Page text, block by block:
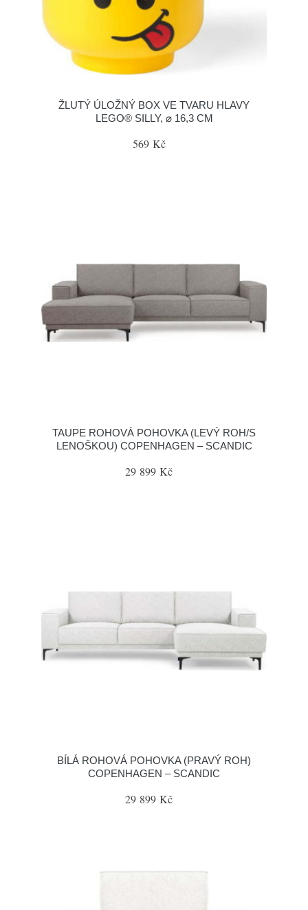
ŽLUTÝ ÚLOŽNÝ BOX VE TVARU HLAVY
LEGO® SILLY, ⌀ 16,3 CM
569 Kč
TAUPE ROHOVÁ POHOVKA (LEVÝ ROH/S
LENOŠKOU) COPENHAGEN – SCANDIC
29 899 Kč
BÍLÁ ROHOVÁ POHOVKA (PRAVÝ ROH)
COPENHAGEN – SCANDIC
29 899 Kč